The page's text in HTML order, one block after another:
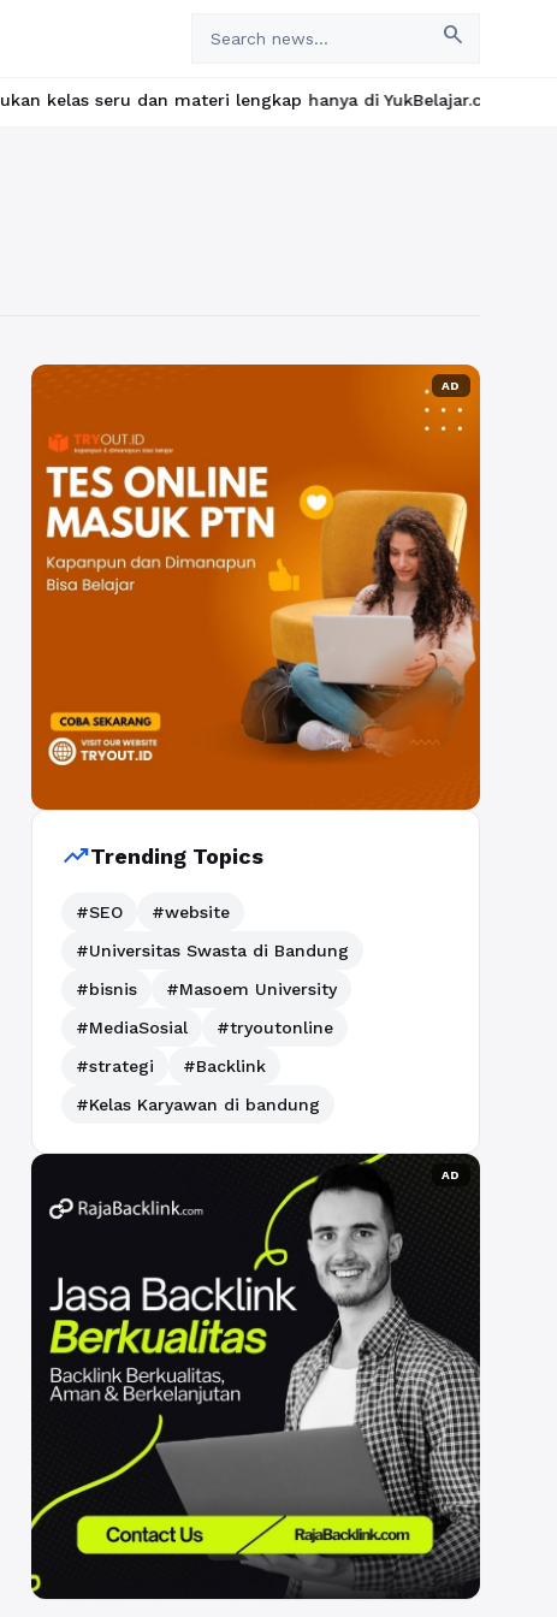
search
dan materi lengkap hanya di YukBelajar.com. Mulai langkah
AD
trending_upTrending Topics
#SEO
#website
#Universitas Swasta di Bandung
#bisnis
#Masoem University
#MediaSosial
#tryoutonline
#strategi
#Backlink
#Kelas Karyawan di bandung
AD